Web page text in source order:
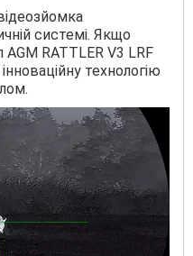
системі. Якщо
AGM RATTLER V3 LRF
технологію